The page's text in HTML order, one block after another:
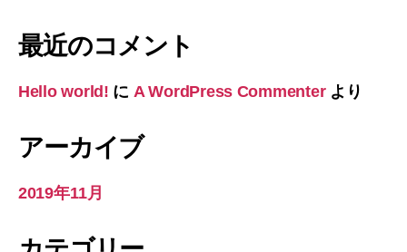
最近のコメント
Hello world! に A WordPress Commenterより
アーカイブ
2019年11月